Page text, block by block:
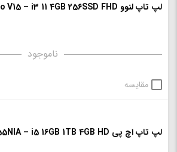
لپ تاپ لنوو Lenovo V15 – i3 11 4GB 256SSD FHD
ناموجود
مقایسه
لپ تاپ اچ پی HP DA0055NIA – i5 16GB 1TB 4GB HD